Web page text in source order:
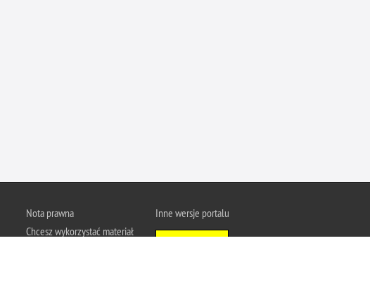
Porwania
Pożary i podpalenia
Nota prawna
Chcesz wykorzystać materiał
Inne wersje portalu
Wersja tekstowa